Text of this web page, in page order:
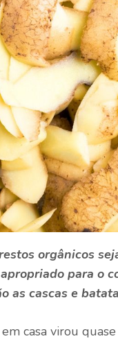
orgânicos
para o
as cascas e
casa virou